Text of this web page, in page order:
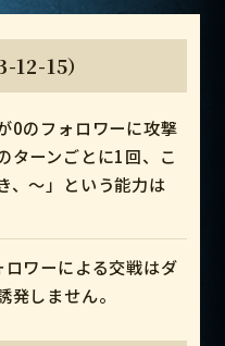
15）
0のフォロワーに攻撃
ターンごとに1回、こ
、～」という能力は
ワーによる交戦はダ
発しません。